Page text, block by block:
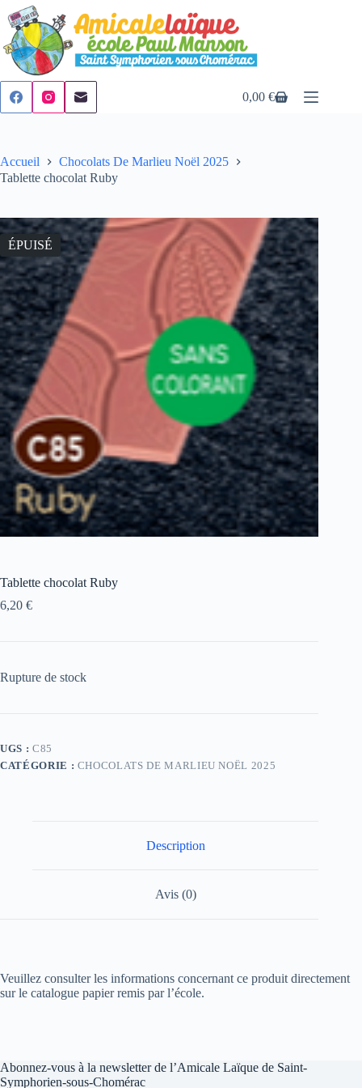
Passer
au
contenu
Panier
0,00€
Accueil
Chocolats De Marlieu Noël 2025
Tablette chocolat Ruby
ÉPUISÉ
Tablette chocolat Ruby
6,20 €
Rupture de stock
UGS : C85
CATÉGORIE : CHOCOLATS DE MARLIEU NOËL 2025
Description
Avis (0)
Veuillez consulter les informations concernant ce produit directement
sur le catalogue papier remis par l’école.
Abonnez-vous à la newsletter de l’Amicale Laïque de Saint-
Symphorien-sous-Chomérac